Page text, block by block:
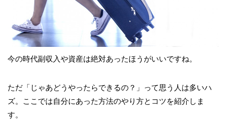
今の時代副収入や資産は絶対あったほうがいいですね。
ただ「じゃあどうやったらできるの？」って思う人は多いハ
ズ。ここでは自分にあった方法のやり方とコツを紹介しま
す。